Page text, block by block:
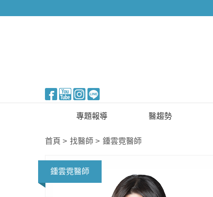
專題報導
新知快訊
醫趨勢
美醫FUN知識
首頁 找醫師 鍾雲霓醫師
鍾雲霓醫師